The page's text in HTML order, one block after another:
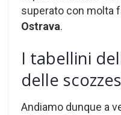
superato con molta
Ostrava.
I tabellini
delle
Andiamo dunque a